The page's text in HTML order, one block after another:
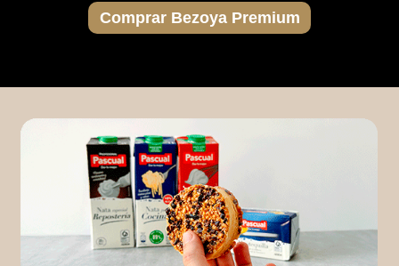
Comprar Bezoya Premium